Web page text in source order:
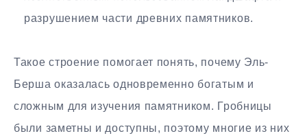
разрушением части древних памятников.
Такое строение помогает понять, почему Эль-
Берша оказалась одновременно богатым и
сложным для изучения памятником. Гробницы
были заметны и доступны, поэтому многие из них